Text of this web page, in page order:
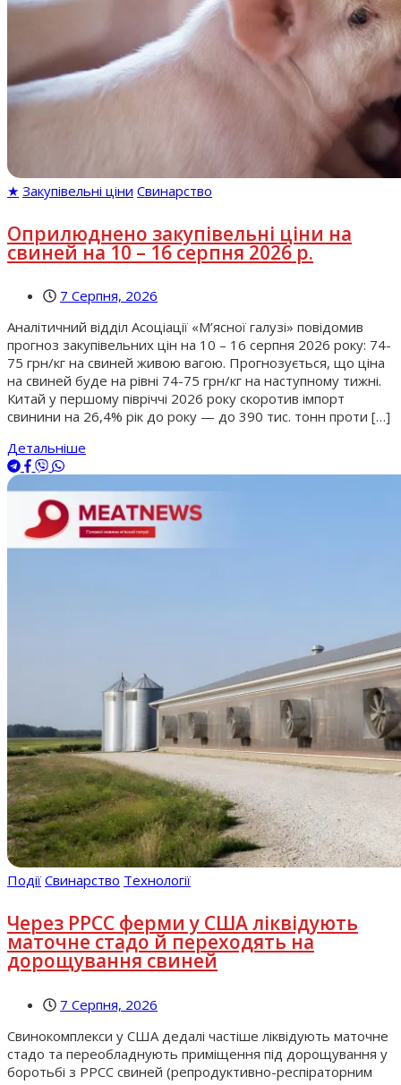
★ Закупівельні ціни Свинарство
Оприлюднено закупівельні ціни на
свиней на 10 – 16 серпня 2026 р.
7 Серпня, 2026
Аналітичний відділ Асоціації «М’ясної галузі» повідомив
прогноз закупівельних цін на 10 – 16 серпня 2026 року: 74-
75 грн/кг на свиней живою вагою. Прогнозується, що ціна
на свиней буде на рівні 74-75 грн/кг на наступному тижні.
Китай у першому півріччі 2026 року скоротив імпорт
свинини на 26,4% рік до року — до 390 тис. тонн проти […]
Детальніше
Події Свинарство Технології
Через РРСС ферми у США ліквідують
маточне стадо й переходять на
дорощування свиней
7 Серпня, 2026
Свинокомплекси у США дедалі частіше ліквідують маточне
стадо та переобладнують приміщення під дорощування у
боротьбі з РРСС свиней (репродуктивно-респіраторним